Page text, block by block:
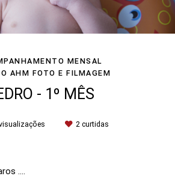
MENSAL
AHM FOTO E FILMAGEM
- 1º MÊS
2 curtidas
....